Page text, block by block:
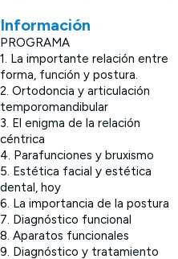
Información
PROGRAMA
1. La importante relación entre
forma, función y postura.
2. Ortodoncia y articulación
temporomandibular
3. El enigma de la relación
céntrica
4. Parafunciones y bruxismo
5. Estética facial y estética
dental, hoy
6. La importancia de la postura
7. Diagnóstico funcional
8. Aparatos funcionales
9. Diagnóstico y tratamiento